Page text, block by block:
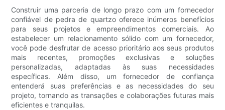
Construir uma parceria de longo prazo com um fornecedor
confiável de pedra de quartzo oferece inúmeros benefícios
para seus projetos e empreendimentos comerciais. Ao
estabelecer um relacionamento sólido com um fornecedor,
você pode desfrutar de acesso prioritário aos seus produtos
mais recentes, promoções exclusivas e soluções
personalizadas, adaptadas às suas necessidades
específicas. Além disso, um fornecedor de confiança
entenderá suas preferências e as necessidades do seu
projeto, tornando as transações e colaborações futuras mais
eficientes e tranquilas.